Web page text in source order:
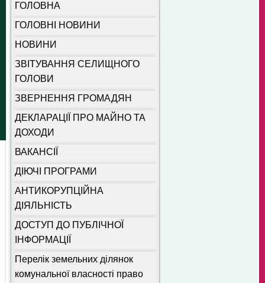
ГОЛОВНА
ГОЛОВНІ НОВИНИ
НОВИНИ
ЗВІТУВАННЯ СЕЛИЩНОГО
ГОЛОВИ
ЗВЕРНЕННЯ ГРОМАДЯН
ДЕКЛАРАЦІЇ ПРО МАЙНО ТА
ДОХОДИ
ВАКАНСІЇ
ДІЮЧІ ПРОГРАМИ
АНТИКОРУПЦІЙНА
ДІЯЛЬНІСТЬ
ДОСТУП ДО ПУБЛІЧНОЇ
ІНФОРМАЦІЇ
Перелік земельних ділянок
комунальної власності право